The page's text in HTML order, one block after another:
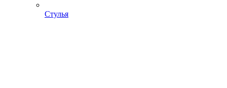
Стулья